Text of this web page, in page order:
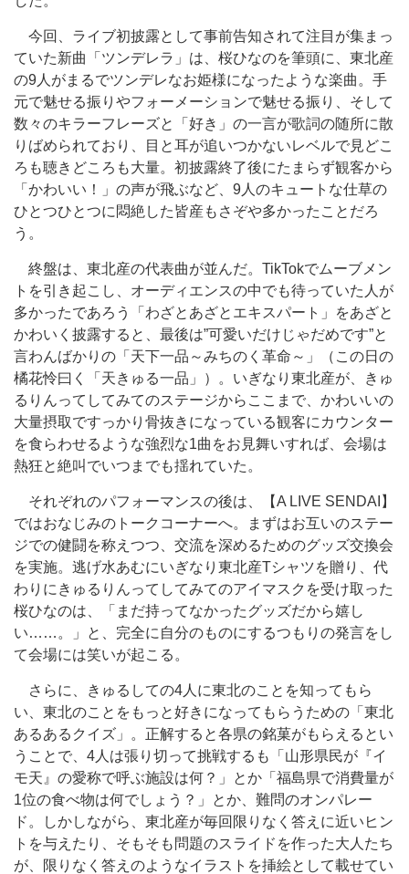
今回、ライブ初披露として事前告知されて注目が集まっ
ていた新曲「ツンデレラ」は、桜ひなのを筆頭に、東北産
の9人がまるでツンデレなお姫様になったような楽曲。手
元で魅せる振りやフォーメーションで魅せる振り、そして
数々のキラーフレーズと「好き」の一言が歌詞の随所に散
りばめられており、目と耳が追いつかないレベルで見どこ
ろも聴きどころも大量。初披露終了後にたまらず観客から
「かわいい！」の声が飛ぶなど、9人のキュートな仕草の
ひとつひとつに悶絶した皆産もさぞや多かったことだろ
う。
終盤は、東北産の代表曲が並んだ。TikTokでムーブメン
トを引き起こし、オーディエンスの中でも待っていた人が
多かったであろう「わざとあざとエキスパート」をあざと
かわいく披露すると、最後は”可愛いだけじゃだめです”と
言わんばかりの「天下一品～みちのく革命～」（この日の
橘花怜曰く「天きゅる一品」）。いぎなり東北産が、きゅ
るりんってしてみてのステージからここまで、かわいいの
大量摂取ですっかり骨抜きになっている観客にカウンター
を食らわせるような強烈な1曲をお見舞いすれば、会場は
熱狂と絶叫でいつまでも揺れていた。
それぞれのパフォーマンスの後は、【A LIVE SENDAI】
ではおなじみのトークコーナーへ。まずはお互いのステー
ジでの健闘を称えつつ、交流を深めるためのグッズ交換会
を実施。逃げ水あむにいぎなり東北産Tシャツを贈り、代
わりにきゅるりんってしてみてのアイマスクを受け取った
桜ひなのは、「まだ持ってなかったグッズだから嬉し
い……。」と、完全に自分のものにするつもりの発言をし
て会場には笑いが起こる。
さらに、きゅるしての4人に東北のことを知ってもら
い、東北のことをもっと好きになってもらうための「東北
あるあるクイズ」。正解すると各県の銘菓がもらえるとい
うことで、4人は張り切って挑戦するも「山形県民が『イ
モ天』の愛称で呼ぶ施設は何？」とか「福島県で消費量が
1位の食べ物は何でしょう？」とか、難問のオンパレー
ド。しかしながら、東北産が毎回限りなく答えに近いヒン
トを与えたり、そもそも問題のスライドを作った大人たち
が、限りなく答えのようなイラストを挿絵として載せてい